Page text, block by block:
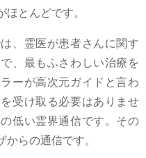
とんどです。
、霊医が患者さんに関す
、最もふさわしい治療を
ーが高次元ガイドと言わ
受け取る必要はありませ
低い霊界通信です。その
らの通信です。